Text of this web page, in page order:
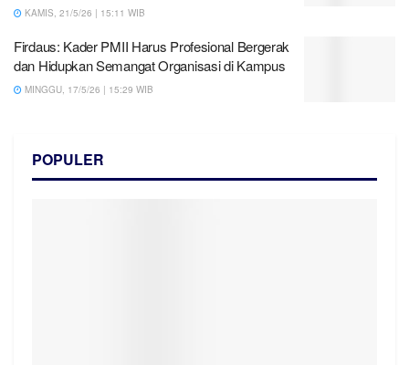
KAMIS, 21/5/26 | 15:11 WIB
Firdaus: Kader PMII Harus Profesional Bergerak
dan Hidupkan Semangat Organisasi di Kampus
MINGGU, 17/5/26 | 15:29 WIB
POPULER